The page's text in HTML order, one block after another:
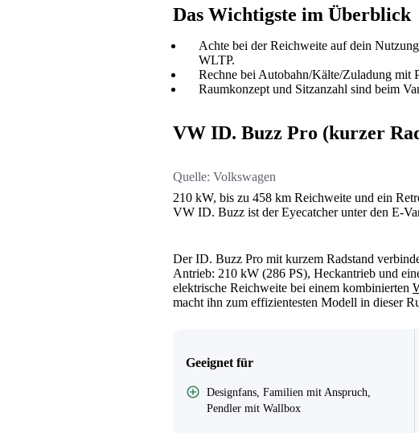
Das Wichtigste im Überblick
Achte bei der Reichweite auf dein
WLTP.
Rechne bei Autobahn/Kälte/Zuladung mit
Raumkonzept und Sitzanzahl sind beim
VW ID. Buzz Pro (kurzer
Quelle: Volkswagen
210 kW, bis zu 458 km Reichweite und ein
VW ID. Buzz ist der Eyecatcher unter den E-
Der ID. Buzz Pro mit kurzem Radstand
Antrieb: 210 kW (286 PS), Heckantrieb und
elektrische Reichweite bei einem kombinierten
macht ihn zum effizientesten Modell in dieser
Geeignet für
Designfans, Familien mit Anspruch,
Pendler mit Wallbox